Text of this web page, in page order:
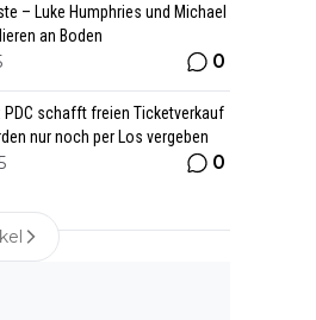
– Luke Humphries und Michael
an Boden
0
PDC schafft freien Ticketverkauf
nur noch per Los vergeben
0